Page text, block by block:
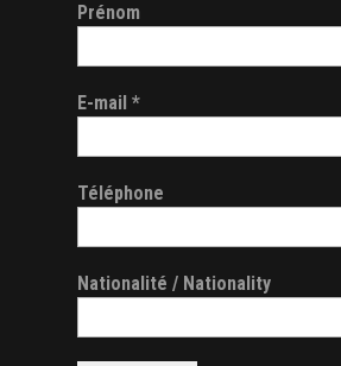
Prénom
E-mail *
Téléphone
Nationalité / Nationality